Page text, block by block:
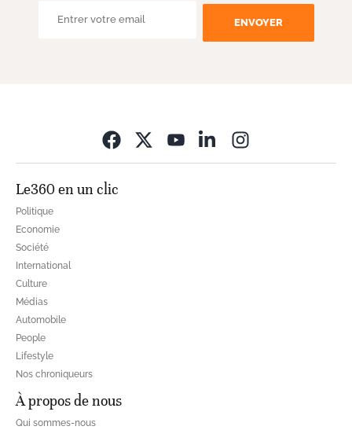
ENVOYER
Le360 en un clic
Politique
Economie
Société
International
Culture
Médias
Automobile
People
Lifestyle
Nos chroniqueurs
À propos de nous
Qui sommes-nous